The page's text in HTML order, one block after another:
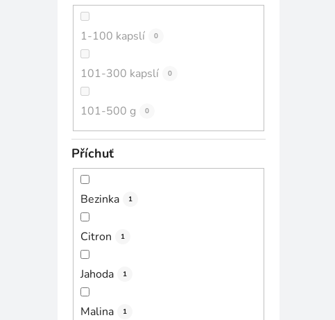
1-100 kapslí 0
101-300 kapslí 0
101-500 g 0
Příchuť
Bezinka 1
Citron 1
Jahoda 1
Malina 1